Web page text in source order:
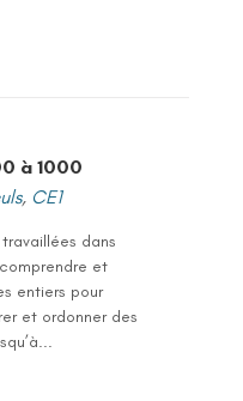
à 1000
, CE1
dans
et
entiers pour
et ordonner des